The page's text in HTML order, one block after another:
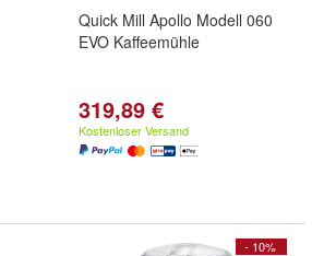
Quick Mill Apollo Modell 060
EVO Kaffeemühle
319,89 €
Kostenloser Versand
- 10%